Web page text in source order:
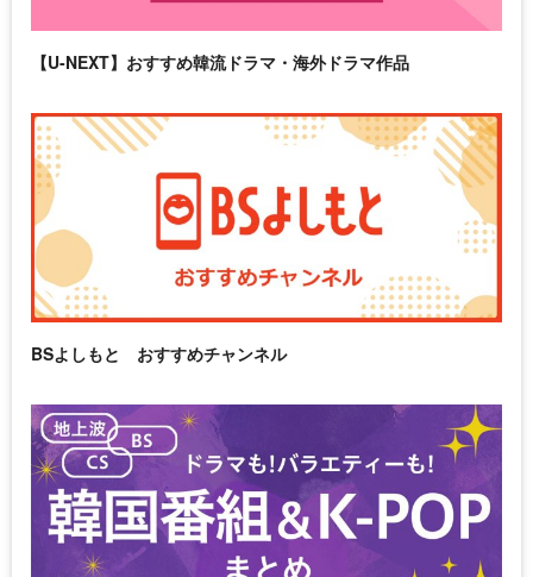
【U-NEXT】おすすめ韓流ドラマ・海外ドラマ作品
BSよしもと おすすめチャンネル